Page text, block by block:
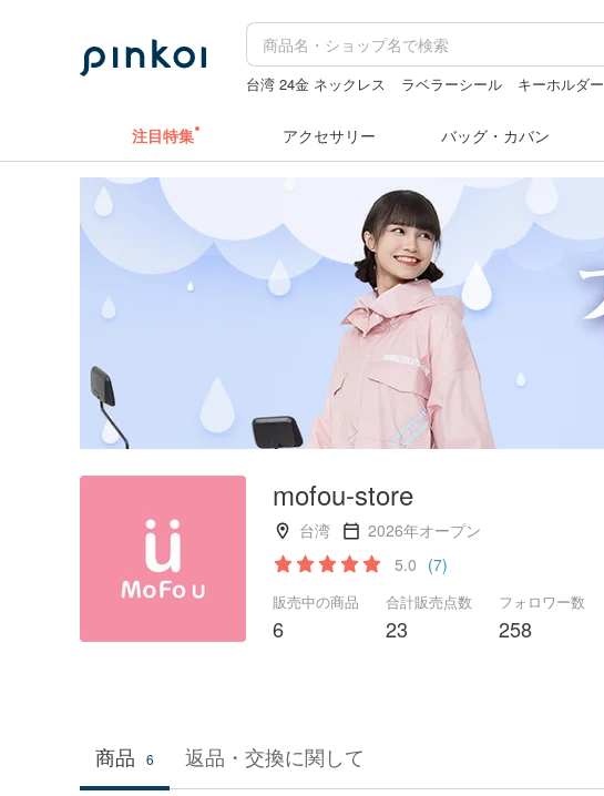
台湾 24金 ネックレス ラベラーシール キーホルダー
注目特集 アクセサリー バッグ・カバン
mofou-store
台湾
2026年オープン
5.0 (7)
販売中の商品
6
合計販売点数
23
フォロワー数
258
商品 6 返品・交換に関して